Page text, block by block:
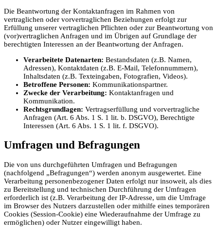
Die Beantwortung der Kontaktanfragen im Rahmen von
vertraglichen oder vorvertraglichen Beziehungen erfolgt zur
Erfüllung unserer vertraglichen Pflichten oder zur Beantwortung von
(vor)vertraglichen Anfragen und im Übrigen auf Grundlage der
berechtigten Interessen an der Beantwortung der Anfragen.
Verarbeitete Datenarten: Bestandsdaten (z.B. Namen,
Adressen), Kontaktdaten (z.B. E-Mail, Telefonnummern),
Inhaltsdaten (z.B. Texteingaben, Fotografien, Videos).
Betroffene Personen: Kommunikationspartner.
Zwecke der Verarbeitung: Kontaktanfragen und
Kommunikation.
Rechtsgrundlagen: Vertragserfüllung und vorvertragliche
Anfragen (Art. 6 Abs. 1 S. 1 lit. b. DSGVO), Berechtigte
Interessen (Art. 6 Abs. 1 S. 1 lit. f. DSGVO).
Umfragen und Befragungen
Die von uns durchgeführten Umfragen und Befragungen
(nachfolgend „Befragungen“) werden anonym ausgewertet. Eine
Verarbeitung personenbezogener Daten erfolgt nur insoweit, als dies
zu Bereitstellung und technischen Durchführung der Umfragen
erforderlich ist (z.B. Verarbeitung der IP-Adresse, um die Umfrage
im Browser des Nutzers darzustellen oder mithilfe eines temporären
Cookies (Session-Cookie) eine Wiederaufnahme der Umfrage zu
ermöglichen) oder Nutzer eingewilligt haben.